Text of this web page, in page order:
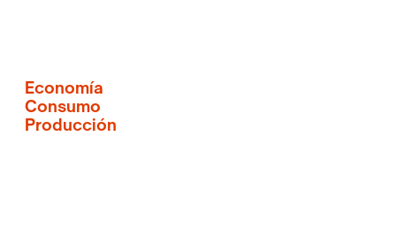
Economía
Consumo
Producción